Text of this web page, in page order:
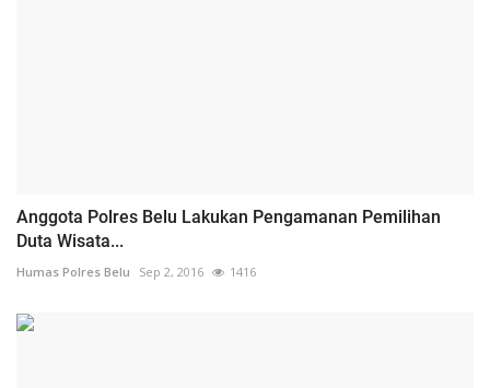
Anggota Polres Belu Lakukan Pengamanan Pemilihan
Duta Wisata...
Humas Polres Belu Sep 2, 2016 1416